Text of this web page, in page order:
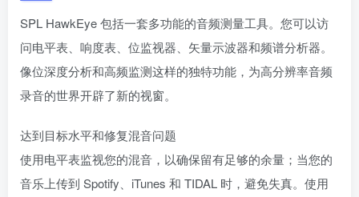
SPL HawkEye 包括一套多功能的音频测量工具。您可以访
问电平表、响度表、位监视器、矢量示波器和频谱分析器。
像位深度分析和高频监测这样的独特功能，为高分辨率音频
录音的世界开辟了新的视窗。
达到目标水平和修复混音问题
使用电平表监视您的混音，以确保留有足够的余量；当您的
音乐上传到 Spotify、iTunes 和 TIDAL 时，避免失真。使用